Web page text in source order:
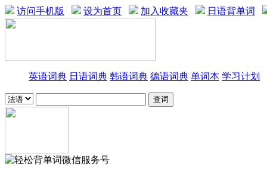
访问手机版 设为首页 加入收藏夹 日语背单词
英语词典 日语词典 韩语词典 德语词典 单词本 学习计划